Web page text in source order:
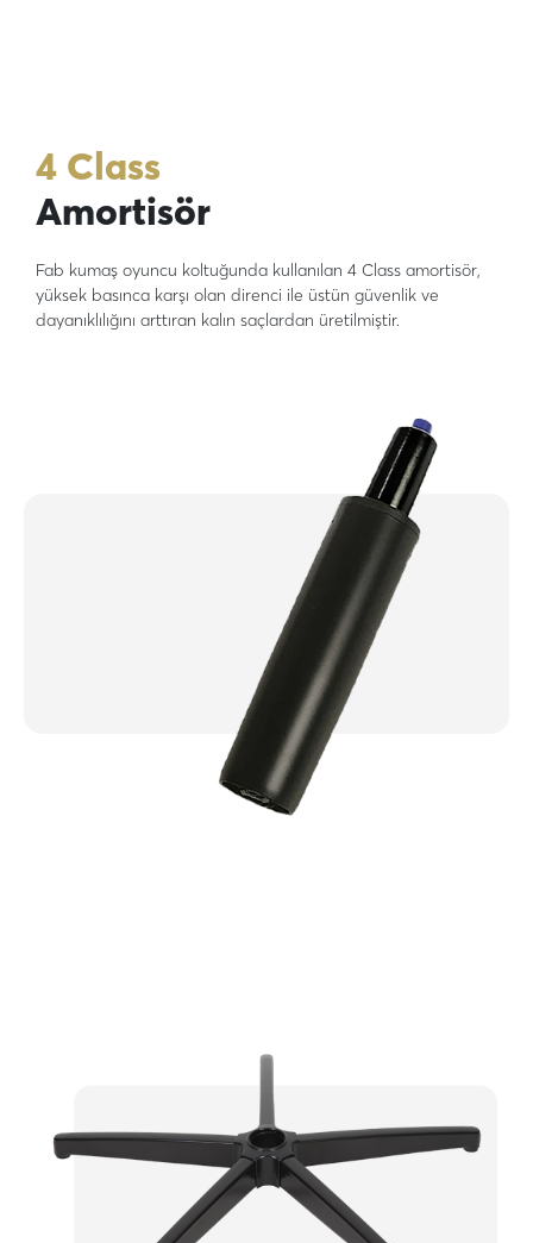
4 Class
Amortisör
Fab kumaş oyuncu koltuğunda kullanılan 4 Class amortisör,
yüksek basınca karşı olan direnci ile üstün güvenlik ve
dayanıklılığını arttıran kalın saçlardan üretilmiştir.